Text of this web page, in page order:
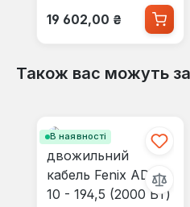
Звичайна ціна:
19 602,00 ₴
Також вас можуть
В наявності